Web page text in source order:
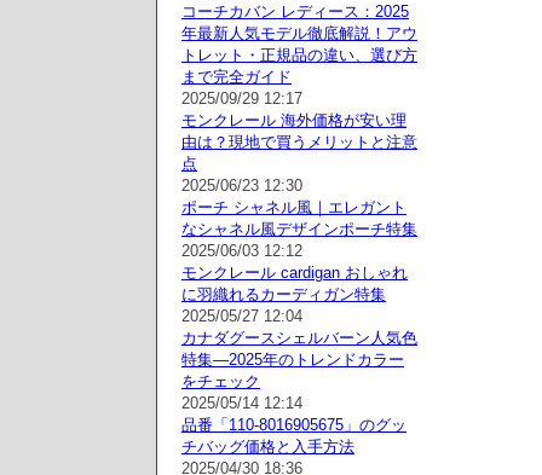
コーチカバン レディース：2025
年最新人気モデル徹底解説！アウ
トレット・正規品の違い、選び方
まで完全ガイド
2025/09/29 12:17
モンクレール 海外価格が安い理
由は？現地で買うメリットと注意
点
2025/06/23 12:30
ポーチ シャネル風｜エレガント
なシャネル風デザインポーチ特集
2025/06/03 12:12
モンクレール cardigan おしゃれ
に羽織れるカーディガン特集
2025/05/27 12:04
カナダグースシェルバーン人気色
特集—2025年のトレンドカラー
をチェック
2025/05/14 12:14
品番「110-8016905675」のグッ
チバッグ価格と入手方法
2025/04/30 18:36